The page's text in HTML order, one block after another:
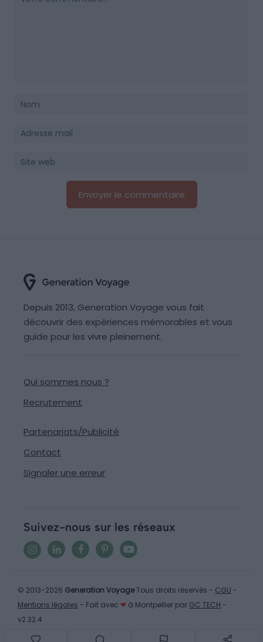
Depuis 2013, Generation Voyage vous fait
découvrir des expériences mémorables et vous
guide pour les vivre pleinement.
Qui sommes nous ?
Recrutement
Partenariats/Publicité
Contact
Signaler une erreur
Suivez-nous sur les réseaux
© 2013-2026 Generation VoyageTous droits réservés - CGU -
Mentions légales - Fait avec ❤ à Montpellier par GC TECH -
v2.32.4